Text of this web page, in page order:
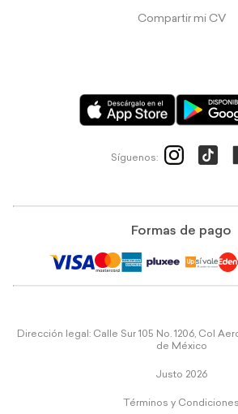
Compartir mi CV
Síguenos:
Formas de pago
Dirección legal: Calle Sur 105 No. 1206, Col
de México
Justo 2026
Términos y Condiciones